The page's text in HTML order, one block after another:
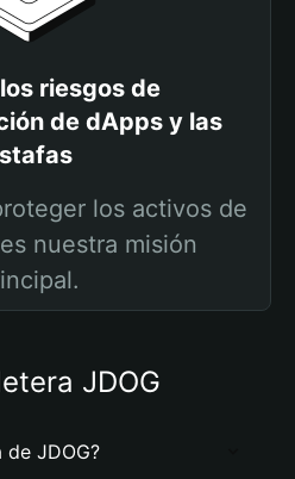
riesgos de
de dApps y las
los activos de
nuestra misión
JDOG
de JDOG?